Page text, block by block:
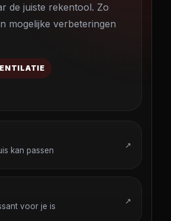
de juiste rekentool. Zo
mogelijke verbeteringen
kan passen
↗
voor je is
↗